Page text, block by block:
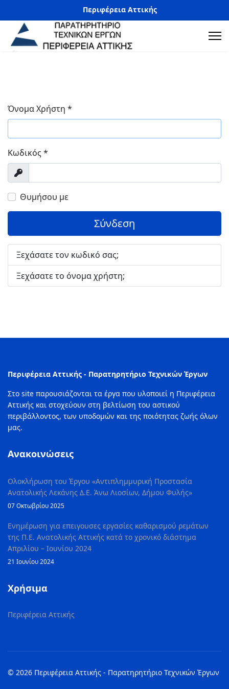
Περιφέρεια Αττικής
Όνομα Χρήστη *
Κωδικός*
Προβολή
Θυμήσου με
Σύνδεση
Ξεχάσατε τον κωδικό σας;
Ξεχάσατε το όνομα χρήστη;
Περιφέρεια Αττικής - Παρατηρητήριο Τεχνικών Έργων
Στο site παρουσιάζονται τα έργα που υλοποιεί η Περιφέρεια
Αττικής και στοχεύουν στη βελτίωση του αστικού
περιβάλλοντος, των υποδομών και της ποιότητας ζωής όλων
μας.
Ανακοινώσεις
Ολοκλήρωση του Έργου «Αντιπλημμυρική Προστασία
Ανατολικής Λεκάνης Δ.Ε. Άνω Λιοσίων, Δήμου Φυλής»
07 Οκτωβρίου 2025
Ενημέρωση για επειγουσες εργασίες καθαρισμού ρεμάτων
της Π.Ε. Ανατολικής Αττικής κατά το χρονικό διάστημα
Απριλίου – Ιουνίου 2024
21 Ιουνίου 2024
Χρήσιμα
Περιφέρεια Αττικής
© 2026 Περιφέρεια Αττικής - Παρατηρητήριο Τεχνικών Έργων